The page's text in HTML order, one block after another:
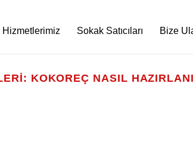
Hizmetlerimiz Sokak Satıcıları Bize
KOKOREÇ NASIL